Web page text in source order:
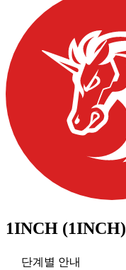
1INCH (1INCH)
단계별 안내